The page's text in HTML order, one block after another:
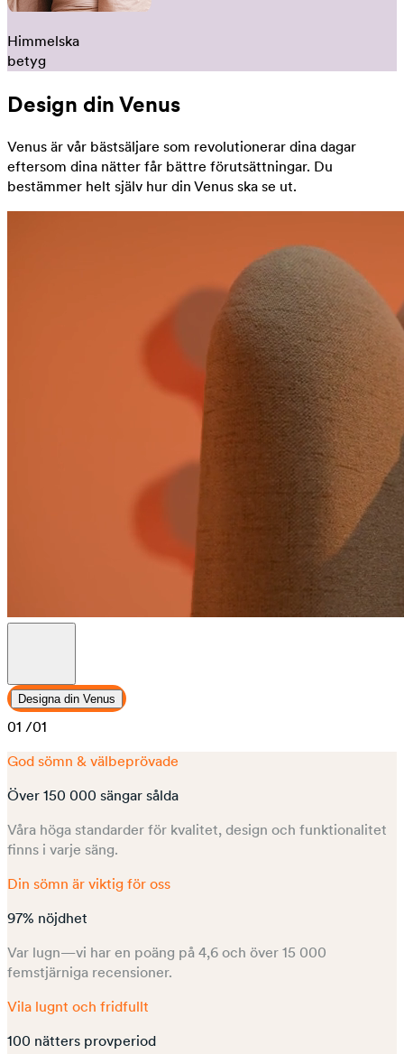
Himmelska
betyg
Design din Venus
Venus är vår bästsäljare som revolutionerar dina dagar
eftersom dina nätter får bättre förutsättningar. Du
bestämmer helt själv hur din Venus ska se ut.
Designa din Venus
01 /01
God sömn & välbeprövade
Över 150 000 sängar sålda
Våra höga standarder för kvalitet, design och funktionalitet
finns i varje säng.
Din sömn är viktig för oss
97% nöjdhet
Var lugn—vi har en poäng på 4,6 och över 15 000
femstjärniga recensioner.
Vila lugnt och fridfullt
100 nätters provperiod